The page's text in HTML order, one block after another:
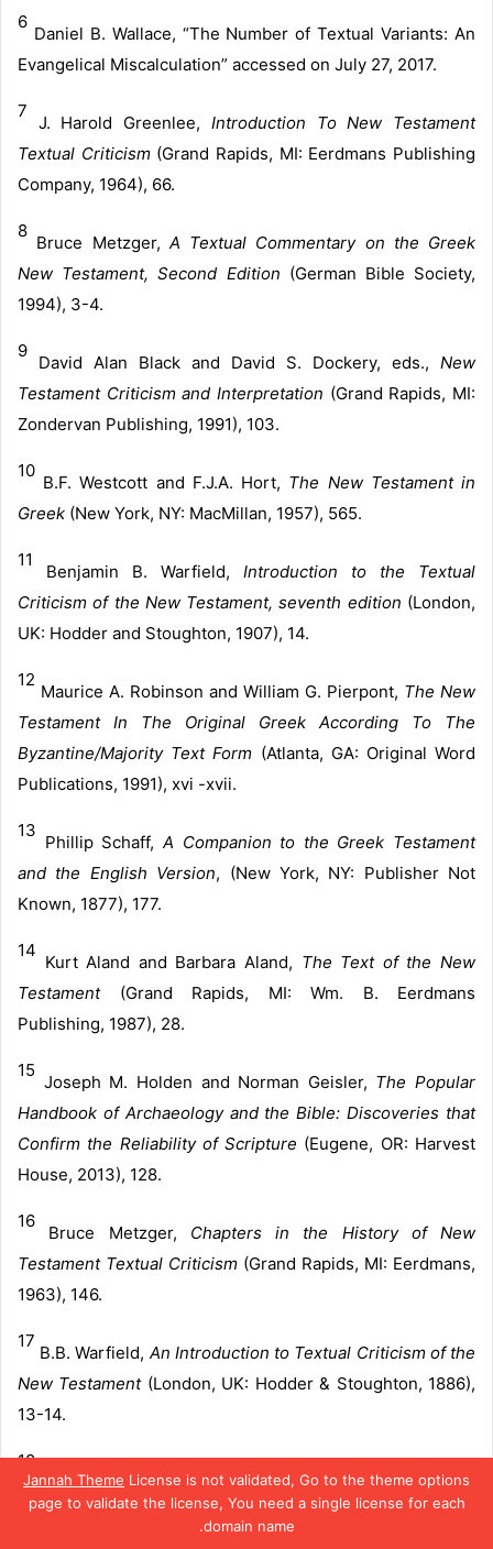
Jannah Theme License is not validated, Go to the theme options
page to validate the license, You need a single license for each
domain name.
6
Daniel B. Wallace, “The Number of Textual Variants: An
Evangelical Miscalculation” accessed on July 27, 2017.
7
J. Harold Greenlee, Introduction To New Testament
Textual Criticism(Grand Rapids, MI: Eerdmans Publishing
Company, 1964), 66.
8
Bruce Metzger, A Textual Commentary on the Greek
New Testament, Second Edition (German Bible Society,
1994), 3-4.
9
David Alan Black and David S. Dockery, eds., New
Testament Criticism and Interpretation (Grand Rapids, MI:
Zondervan Publishing, 1991), 103.
10
B.F. Westcott and F.J.A. Hort, The New Testament in
Greek (New York, NY: MacMillan, 1957), 565.
11
Benjamin B. Warfield, Introduction to the Textual
Criticism of the New Testament, seventh edition (London,
UK: Hodder and Stoughton, 1907), 14.
12
Maurice A. Robinson and William G. Pierpont, The New
Testament In The Original Greek According To The
Byzantine/Majority Text Form (Atlanta, GA: Original Word
Publications, 1991), xvi -xvii.
13
Phillip Schaff, A Companion to the Greek Testament
and the English Version, (New York, NY: Publisher Not
Known, 1877), 177.
14
Kurt Aland and Barbara Aland, The Text of the New
Testament(Grand Rapids, MI: Wm. B. Eerdmans
Publishing, 1987), 28.
15
Joseph M. Holden and Norman Geisler, The Popular
Handbook of Archaeology and the Bible: Discoveries that
Confirm the Reliability of Scripture (Eugene, OR: Harvest
House, 2013), 128.
16
Bruce Metzger, Chapters in the History of New
Testament Textual Criticism (Grand Rapids, MI: Eerdmans,
1963), 146.
17
B.B. Warfield, An Introduction to Textual Criticism of the
New Testament(London, UK: Hodder & Stoughton, 1886),
13-14.
18
Brooke Foss Westcott, Fenton John Anthony Hort, and
W.J. Hickie,The New Testament in the Original Greek
(New York, NY: Macmillan Co., 1951), 2.2.